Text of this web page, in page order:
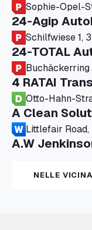
Sophie-Opel-
24-Agip
Schilfwiese 1,
24-TOTAL
4 RATAI
A Clean
Littlefair Road,
A.W
Progress
A+G
Am
NELLE